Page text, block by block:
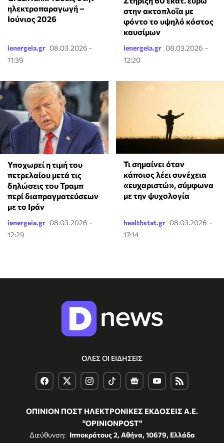
ηλεκτροπαραγωγή –
Ιούνιος 2026
ienergeia.gr 08.03.2026 -
11:39
στην ακτοπλοΐα με
φόντο το υψηλό κόστος
καυσίμων
ienergeia.gr 08.03.2026 -
12:20
Υποχωρεί η τιμή του
πετρελαίου μετά τις
δηλώσεις του Τραμπ
περί διαπραγματεύσεων
με το Ιράν
ienergeia.gr 08.03.2026 -
12:29
Τι σημαίνει όταν
κάποιος λέει συνέχεια
«ευχαριστώ», σύμφωνα
με την ψυχολογία
healthstat.gr 08.03.2026 -
17:14
ΟΛΕΣ ΟΙ ΕΙΔΗΣΕΙΣ
ΟΠΙΝΙΟΝ ΠΟΣΤ ΗΛΕΚΤΡΟΝΙΚΕΣ ΕΚΔΟΣΕΙΣ Α.Ε.
"OPINIONPOST"
Διεύθυνση: Ιπποκράτους 2, Αθήνα, 10679, Ελλάδα